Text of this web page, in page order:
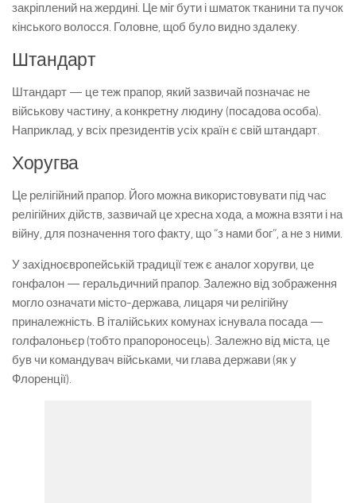
закріплений на жердині. Це міг бути і шматок тканини та пучок
кінського волосся. Головне, щоб було видно здалеку.
Штандарт
Штандарт — це теж прапор, який зазвичай позначає не
військову частину, а конкретну людину (посадова особа).
Наприклад, у всіх президентів усіх країн є свій штандарт.
Хоругва
Це релігійний прапор. Його можна використовувати під час
релігійних дійств, зазвичай це хресна хода, а можна взяти і на
війну, для позначення того факту, що “з нами бог”, а не з ними.
У західноєвропейській традиції теж є аналог хоругви, це
гонфалон — геральдичний прапор. Залежно від зображення
могло означати місто-держава, лицаря чи релігійну
приналежність. В італійських комунах існувала посада —
голфалоньєр (тобто прапороносець). Залежно від міста, це
був чи командувач військами, чи глава держави (як у
Флоренції).